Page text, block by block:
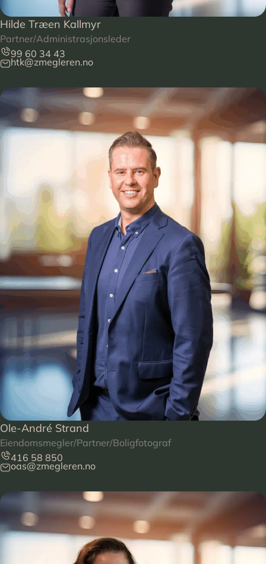
Hilde Træen Kallmyr
Partner/Administrasjonsleder
99 60 34 43
htk@zmegleren.no
Ole-André Strand
Eiendomsmegler/Partner/Boligfotograf
416 58 850
oas@zmegleren.no